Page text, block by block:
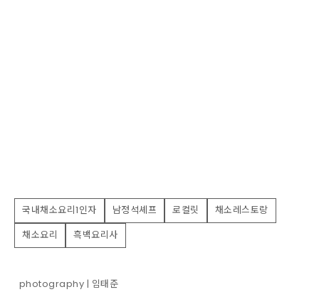
국내채소요리1인자 남정석셰프 로컬릿
채소레스토랑
채소요리
흑백요리사
photography | 임태준